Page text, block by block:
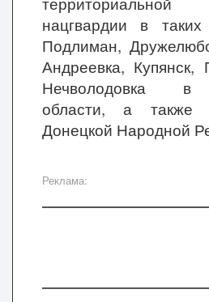
нацгвардии в
Подлиман,
Андреевка, Купянск,
Нечволодовка в
области, а также
Донецкой Народной
Реклама: